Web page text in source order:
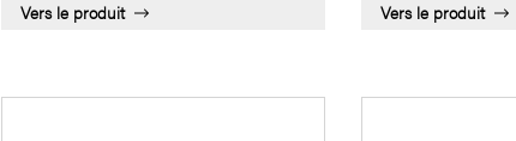
Vers le produit Vers le produit